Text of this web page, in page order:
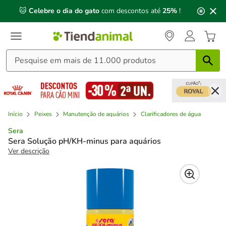
mensagem,
🐱 Celebre o dia do gato com descontos até 25% !
Início Peixes Manutenção de aquários Clarificadores de água
Sera
Sera Solução pH/KH-minus para aquários
Ver descrição